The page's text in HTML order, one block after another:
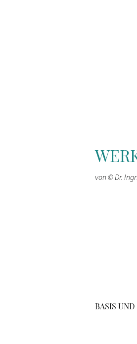
von © Dr.
BASIS